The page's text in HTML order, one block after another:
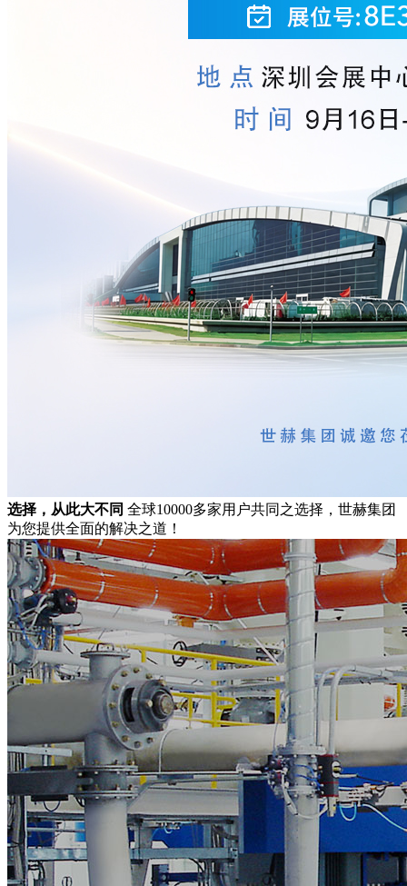
选择，从此大不同 全球10000多家用户共同之选择，世赫集团
为您提供全面的解决之道！